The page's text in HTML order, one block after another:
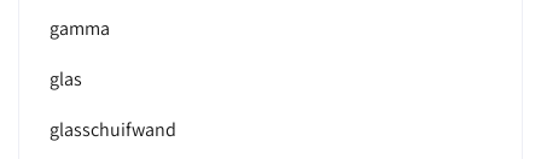
gamma
glas
glasschuifwand